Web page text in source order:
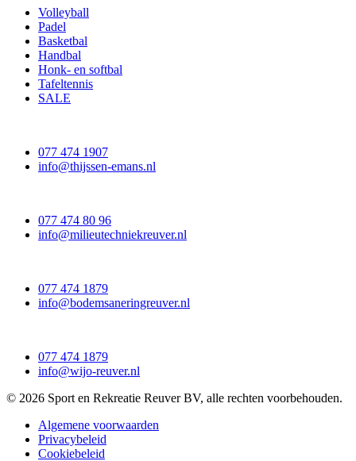
Volleyball
Padel
Basketbal
Handbal
Honk- en softbal
Tafeltennis
SALE
077 474 1907
info@thijssen-emans.nl
077 474 80 96
info@milieutechniekreuver.nl
077 474 1879
info@bodemsaneringreuver.nl
077 474 1879
info@wijo-reuver.nl
© 2026 Sport en Rekreatie Reuver BV, alle rechten voorbehouden.
Algemene voorwaarden
Privacybeleid
Cookiebeleid